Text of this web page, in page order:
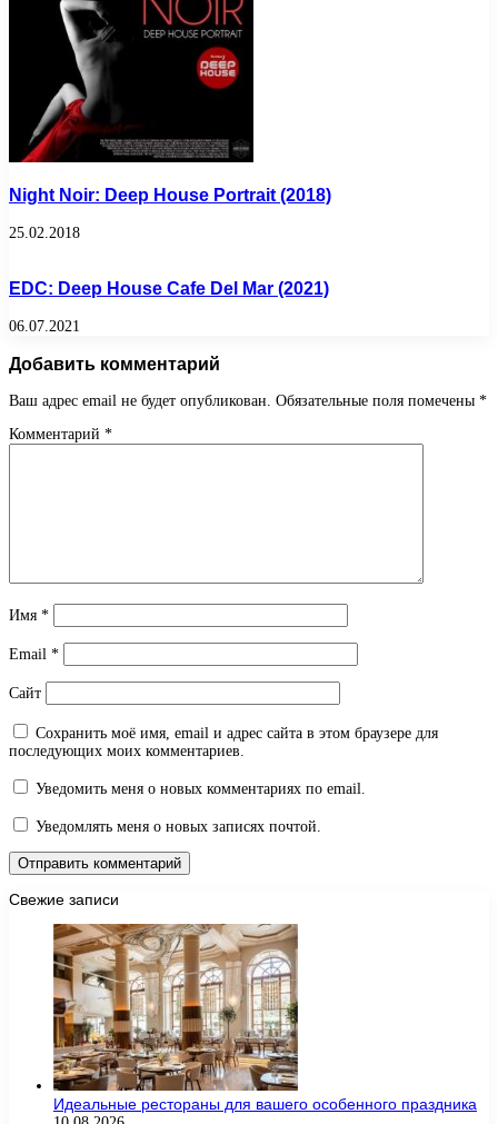
Night Noir: Deep House Portrait (2018)
25.02.2018
EDC: Deep House Cafe Del Mar (2021)
06.07.2021
Добавить комментарий
Ваш адрес email не будет опубликован. Обязательные поля помечены *
Комментарий *
Имя *
Email *
Сайт
Сохранить моё имя, email и адрес сайта в этом браузере для
последующих моих комментариев.
Уведомить меня о новых комментариях по email.
Уведомлять меня о новых записях почтой.
Свежие записи
Идеальные рестораны для вашего особенного праздника